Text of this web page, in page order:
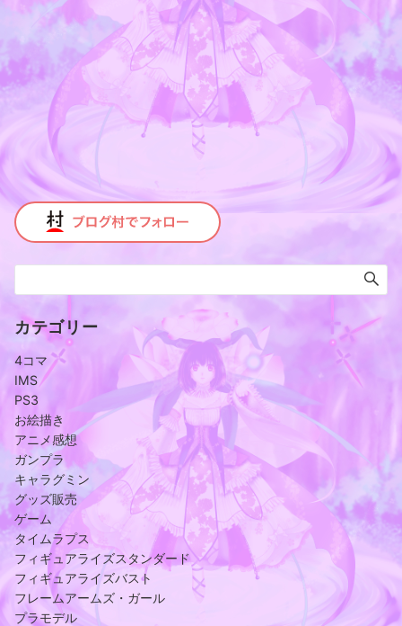
カテゴリー
4コマ
IMS
PS3
お絵描き
アニメ感想
ガンプラ
キャラグミン
グッズ販売
ゲーム
タイムラプス
フィギュアライズスタンダード
フィギュアライズバスト
フレームアームズ・ガール
プラモデル